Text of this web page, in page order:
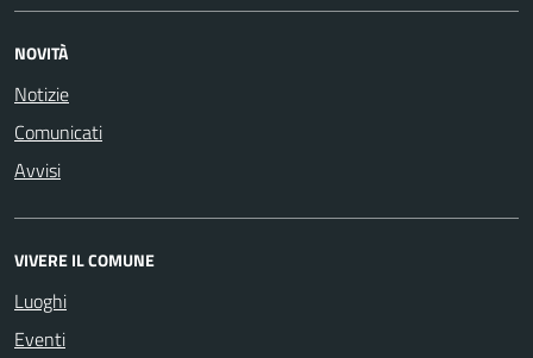
NOVITÀ
Notizie
Comunicati
Avvisi
VIVERE IL COMUNE
Luoghi
Eventi